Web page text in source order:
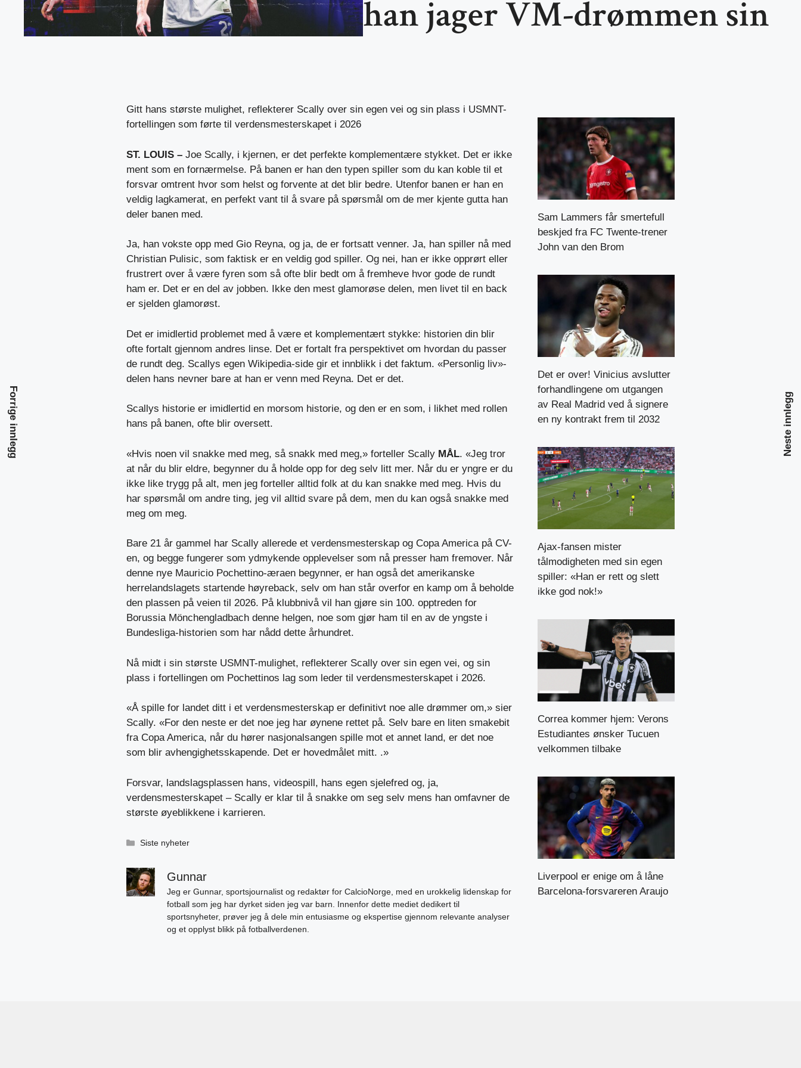
han jager VM-drømmen sin
Gitt hans største mulighet, reflekterer Scally over sin egen vei og sin plass i USMNT-
fortellingen som førte til verdensmesterskapet i 2026
ST. LOUIS – Joe Scally, i kjernen, er det perfekte komplementære stykket. Det er ikke
ment som en fornærmelse. På banen er han den typen spiller som du kan koble til et
forsvar omtrent hvor som helst og forvente at det blir bedre. Utenfor banen er han en
veldig lagkamerat, en perfekt vant til å svare på spørsmål om de mer kjente gutta han
deler banen med.
Ja, han vokste opp med Gio Reyna, og ja, de er fortsatt venner. Ja, han spiller nå med
Christian Pulisic, som faktisk er en veldig god spiller. Og nei, han er ikke opprørt eller
frustrert over å være fyren som så ofte blir bedt om å fremheve hvor gode de rundt
ham er. Det er en del av jobben. Ikke den mest glamorøse delen, men livet til en back
er sjelden glamorøst.
Det er imidlertid problemet med å være et komplementært stykke: historien din blir
ofte fortalt gjennom andres linse. Det er fortalt fra perspektivet om hvordan du passer
de rundt deg. Scallys egen Wikipedia-side gir et innblikk i det faktum. «Personlig liv»-
delen hans nevner bare at han er venn med Reyna. Det er det.
Scallys historie er imidlertid en morsom historie, og den er en som, i likhet med rollen
hans på banen, ofte blir oversett.
«Hvis noen vil snakke med meg, så snakk med meg,» forteller Scally MÅL. «Jeg tror
at når du blir eldre, begynner du å holde opp for deg selv litt mer. Når du er yngre er du
ikke like trygg på alt, men jeg forteller alltid folk at du kan snakke med meg. Hvis du
har spørsmål om andre ting, jeg vil alltid svare på dem, men du kan også snakke med
meg om meg.
Bare 21 år gammel har Scally allerede et verdensmesterskap og Copa America på CV-
en, og begge fungerer som ydmykende opplevelser som nå presser ham fremover. Når
denne nye Mauricio Pochettino-æraen begynner, er han også det amerikanske
herrelandslagets startende høyreback, selv om han står overfor en kamp om å beholde
den plassen på veien til 2026. På klubbnivå vil han gjøre sin 100. opptreden for
Borussia Mönchengladbach denne helgen, noe som gjør ham til en av de yngste i
Bundesliga-historien som har nådd dette århundret.
Nå midt i sin største USMNT-mulighet, reflekterer Scally over sin egen vei, og sin
plass i fortellingen om Pochettinos lag som leder til verdensmesterskapet i 2026.
«Å spille for landet ditt i et verdensmesterskap er definitivt noe alle drømmer om,» sier
Scally. «For den neste er det noe jeg har øynene rettet på. Selv bare en liten smakebit
fra Copa America, når du hører nasjonalsangen spille mot et annet land, er det noe
som blir avhengighetsskapende. Det er hovedmålet mitt. .»
Forsvar, landslagsplassen hans, videospill, hans egen sjelefred og, ja,
verdensmesterskapet – Scally er klar til å snakke om seg selv mens han omfavner de
største øyeblikkene i karrieren.
Kategorier
Siste nyheter
Gunnar
Jeg er Gunnar, sportsjournalist og redaktør for CalcioNorge, med en urokkelig lidenskap for
fotball som jeg har dyrket siden jeg var barn. Innenfor dette mediet dedikert til
sportsnyheter, prøver jeg å dele min entusiasme og ekspertise gjennom relevante analyser
og et opplyst blikk på fotballverdenen.
Forrige innlegg Neste innlegg
Sam Lammers får smertefull
beskjed fra FC Twente-trener
John van den Brom
Det er over! Vinicius avslutter
forhandlingene om utgangen
av Real Madrid ved å signere
en ny kontrakt frem til 2032
Ajax-fansen mister
tålmodigheten med sin egen
spiller: «Han er rett og slett
ikke god nok!»
Correa kommer hjem: Verons
Estudiantes ønsker Tucuen
velkommen tilbake
Liverpool er enige om å låne
Barcelona-forsvareren Araujo